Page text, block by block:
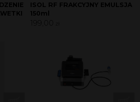
ISOL RF FRAKCYJNY EMULSJA
150ml
zł